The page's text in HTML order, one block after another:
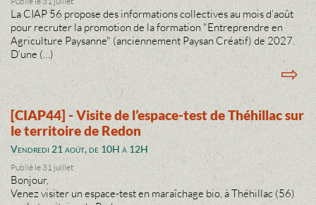
La CIAP 56 propose des informations collectives au mois d’août
pour recruter la promotion de la formation "Entreprendre en
Agriculture Paysanne" (anciennement Paysan Créatif) de 2027.
D’une (…)
⇨
[CIAP44] - Visite de l’espace-test de Théhillac sur
le territoire de Redon
Vendredi 21 août, de 10H à 12H
Publié le 31 juillet
Bonjour,
Venez visiter un espace-test en maraîchage bio, à Théhillac (56)